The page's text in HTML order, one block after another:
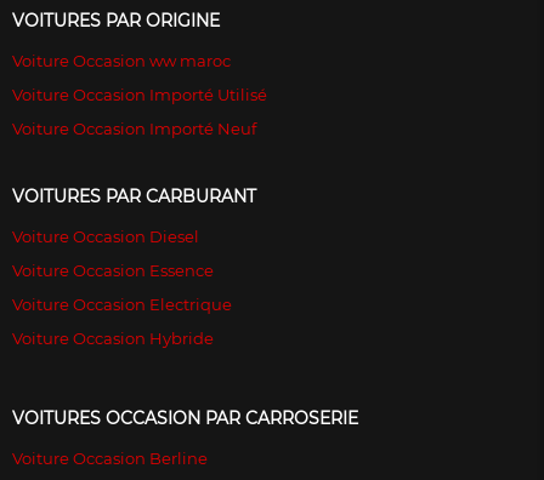
VOITURES PAR ORIGINE
Voiture Occasion ww maroc
Voiture Occasion Importé Utilisé
Voiture Occasion Importé Neuf
VOITURES PAR CARBURANT
Voiture Occasion Diesel
Voiture Occasion Essence
Voiture Occasion Electrique
Voiture Occasion Hybride
VOITURES OCCASION PAR CARROSERIE
Voiture Occasion Berline